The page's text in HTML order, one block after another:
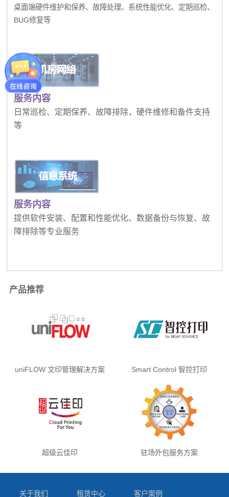
桌面端硬件维护和保养、故障处理、系统性能优化、定期巡检、
BUG修复等
服务内容
日常巡检、定期保养、故障排除，硬件维修和备件支持
等
服务内容
提供软件安装、配置和性能优化、数据备份与恢复、故
障排除等专业服务
产品推荐
uniFLOW 文印管理解决方案 Smart Control 智控打印
超级云佳印 驻场外包服务方案
关于我们 租赁中心 客户案例